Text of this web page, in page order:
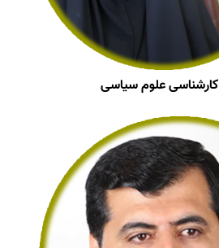
کارشناسی علوم سیاسی